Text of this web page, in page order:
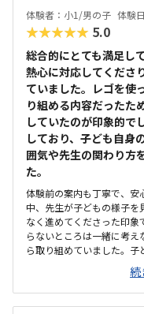
体験者：小1/男の子 体験
★★★★★ 5.0
総合的にとても満足し
熱心に対応してくださ
ていました。レゴを使
り組める内容だったた
していたのが印象的で
しており、子ども自身
囲気や先生の関わり方
た。
体験前の案内も丁寧で、安
中、先生が子どもの様子
なく進めてくださった印
らないところは一緒に考
ら取り組めていました。
指導方針だと感じました
で、先生の関わり方が良
ったため、子どもが楽しみ
した。遊び感覚だけではな
続